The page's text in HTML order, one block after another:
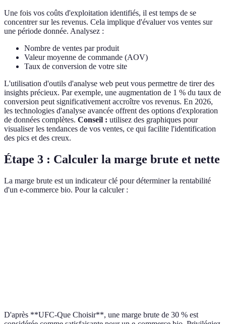
Une fois vos coûts d'exploitation identifiés, il est temps de se
concentrer sur les revenus. Cela implique d'évaluer vos ventes sur
une période donnée. Analysez :
Nombre de ventes par produit
Valeur moyenne de commande (AOV)
Taux de conversion de votre site
L'utilisation d'outils d'analyse web peut vous permettre de tirer des
insights précieux. Par exemple, une augmentation de 1 % du taux de
conversion peut significativement accroître vos revenus. En 2026,
les technologies d'analyse avancée offrent des options d'exploration
de données complètes. Conseil : utilisez des graphiques pour
visualiser les tendances de vos ventes, ce qui facilite l'identification
des pics et des creux.
Étape 3 : Calculer la marge brute et nette
La marge brute est un indicateur clé pour déterminer la rentabilité
d'un e-commerce bio. Pour la calculer :
D'après **UFC-Que Choisir**, une marge brute de 30 % est